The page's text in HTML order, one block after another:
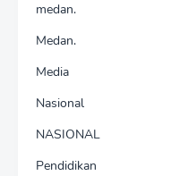
medan.
Medan.
Media
Nasional
NASIONAL
Pendidikan